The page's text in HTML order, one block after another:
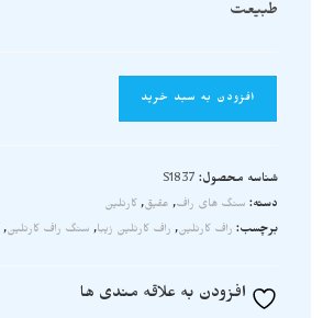
طبیعت
افزودن به سبد خرید
شناسه محصول: S1837
دسته: سنگ های راف, عقیق, کارنلین
برچسب: راف کارنلین, راف کارنلین زیبا, سنگ راف کارنلین,
افزودن به علاقه مندی ها